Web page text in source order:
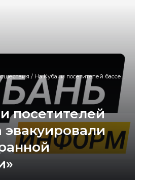
/ На Кубани посетителей бассейна эвакуировали из-за «странной вибрации»
посетителей
эвакуировали